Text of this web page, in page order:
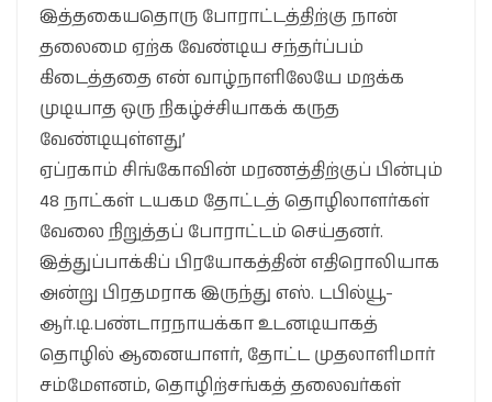
இத்தகையதொரு போராட்டத்திற்கு நான்
தலைமை ஏற்க வேண்டிய சந்தர்ப்பம்
கிடைத்ததை என் வாழ்நாளிலேயே மறக்க
முடியாத ஒரு நிகழ்ச்சியாகக் கருத
வேண்டியுள்ளது’
ஏப்ரகாம் சிங்கோவின் மரணத்திற்குப் பின்பும்
48 நாட்கள் டயகம தோட்டத் தொழிலாளர்கள்
வேலை நிறுத்தப் போராட்டம் செய்தனர்.
இத்துப்பாக்கிப் பிரயோகத்தின் எதிரொலியாக
அன்று பிரதமராக இருந்து எஸ். டபில்யூ-
ஆர்.டி.பண்டாரநாயக்கா உடனடியாகத்
தொழில் ஆனையாளர், தோட்ட முதலாளிமார்
சம்மேளனம், தொழிற்சங்கத் தலைவர்கள்